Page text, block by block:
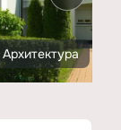
Архитектура